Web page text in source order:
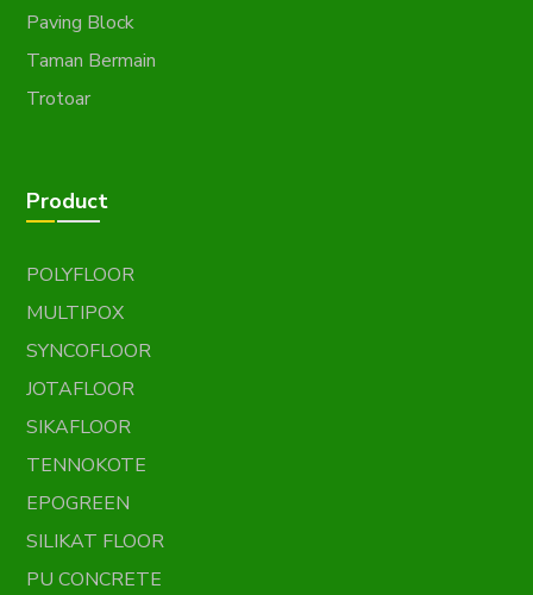
Paving Block
Taman Bermain
Trotoar
Product
POLYFLOOR
MULTIPOX
SYNCOFLOOR
JOTAFLOOR
SIKAFLOOR
TENNOKOTE
EPOGREEN
SILIKAT FLOOR
PU CONCRETE